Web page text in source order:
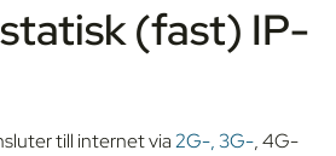
(fast) IP-
till internet via2G-, 3G-, 4G-